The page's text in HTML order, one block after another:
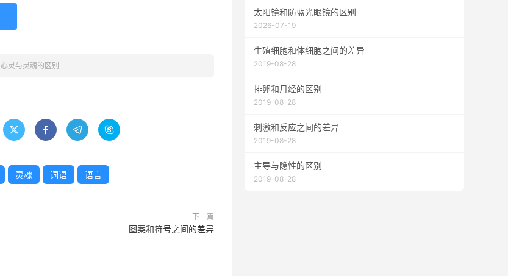
心灵与灵魂的区别
   
灵魂 词语 语言
下一篇
图案和符号之间的差异
太阳镜和防蓝光眼镜的区别
2026-07-19
生殖细胞和体细胞之间的差异
2019-08-28
排卵和月经的区别
2019-08-28
刺激和反应之间的差异
2019-08-28
主导与隐性的区别
2019-08-28